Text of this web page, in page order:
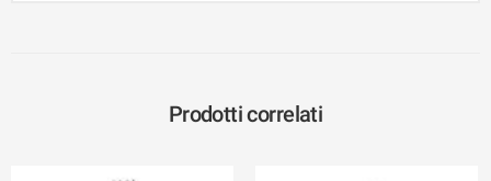
Prodotti correlati